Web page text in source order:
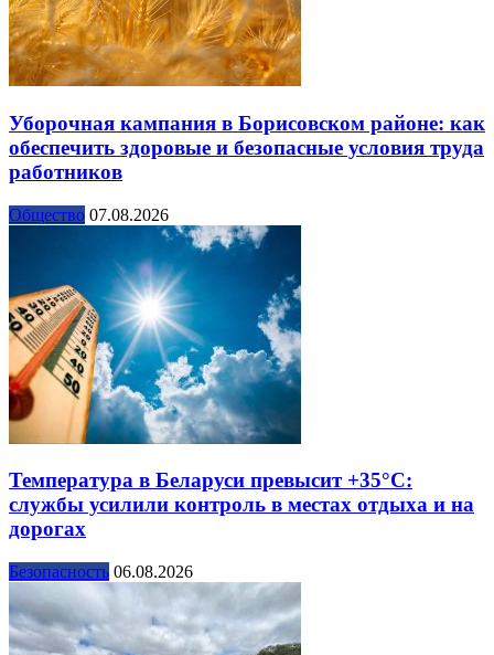
Уборочная кампания в Борисовском районе: как
обеспечить здоровые и безопасные условия труда
работников
Общество 07.08.2026
Температура в Беларуси превысит +35°С:
службы усилили контроль в местах отдыха и на
дорогах
Безопасность 06.08.2026